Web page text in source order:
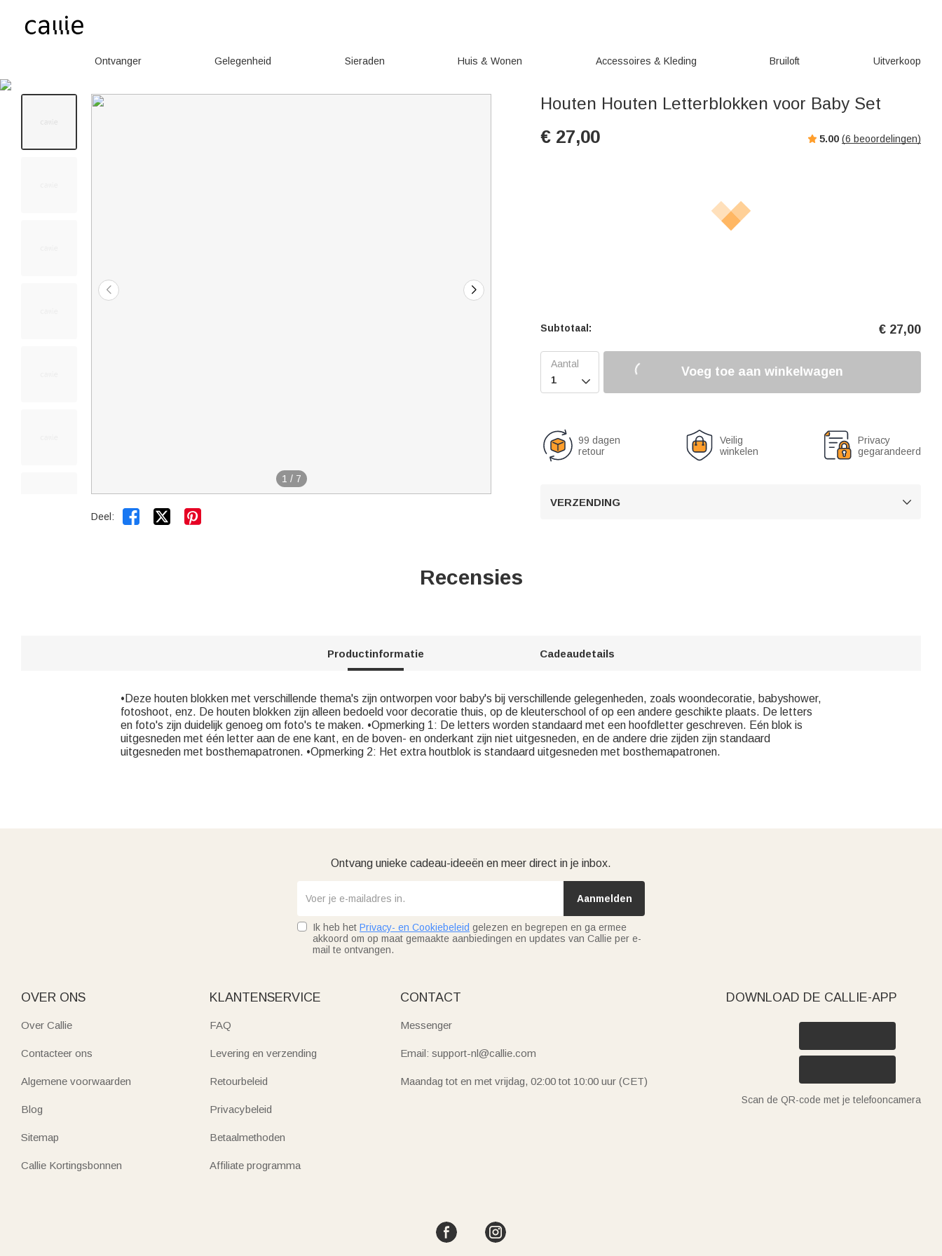
Ontvanger Gelegenheid Sieraden Huis & Wonen Accessoires & Kleding Bruiloft Uitverkoop
1 / 7
Deel:  
Houten Houten Letterblokken voor Baby Set
€ 27,00 5.00 (6 beoordelingen)
Subtotaal: € 27,00

Voeg toe aan winkelwagen
99 dagen
retour
Veilig
winkelen
Privacy
gegarandeerd
VERZENDING 
Recensies
Productinformatie Cadeaudetails
•Deze houten blokken met verschillende thema's zijn ontworpen voor baby's bij verschillende gelegenheden, zoals woondecoratie, babyshower,
fotoshoot, enz. De houten blokken zijn alleen bedoeld voor decoratie thuis, op de kleuterschool of op een andere geschikte plaats. De letters
en foto's zijn duidelijk genoeg om foto's te maken. •Opmerking 1: De letters worden standaard met een hoofdletter geschreven. Eén blok is
uitgesneden met één letter aan de ene kant, en de boven- en onderkant zijn niet uitgesneden, en de andere drie zijden zijn standaard
uitgesneden met bosthemapatronen. •Opmerking 2: Het extra houtblok is standaard uitgesneden met bosthemapatronen.
Ontvang unieke cadeau-ideeën en meer direct in je inbox.
Aanmelden
Ik heb het Privacy- en Cookiebeleid gelezen en begrepen en ga ermee
akkoord om op maat gemaakte aanbiedingen en updates van Callie per e-
mail te ontvangen.
OVER ONS
Over Callie
Contacteer ons
Algemene voorwaarden
Blog
Sitemap
Callie Kortingsbonnen
KLANTENSERVICE
FAQ
Levering en verzending
Retourbeleid
Privacybeleid
Betaalmethoden
Affiliate programma
CONTACT
Messenger
Email: support-nl@callie.com
Maandag tot en met vrijdag, 02:00 tot 10:00 uur (CET)
DOWNLOAD DE CALLIE-APP
Scan de QR-code met je telefooncamera